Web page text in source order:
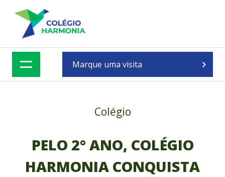
content
Marque uma visita
Colégio
PELO 2° ANO, COLÉGIO
HARMONIA CONQUISTA